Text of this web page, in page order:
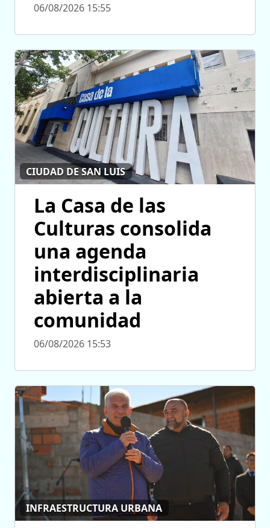
06/08/2026 15:55
CIUDAD DE SAN LUIS
La Casa de las
Culturas consolida
una agenda
interdisciplinaria
abierta a la
comunidad
06/08/2026 15:53
INFRAESTRUCTURA URBANA